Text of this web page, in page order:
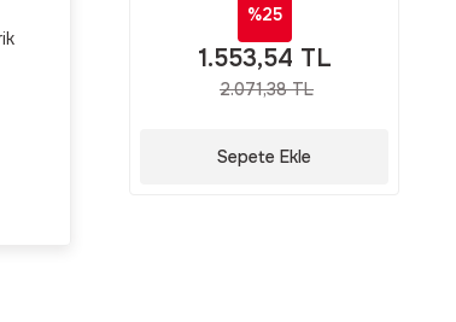
%25
1.553,54 TL
2.071,38 TL
Sepete Ekle